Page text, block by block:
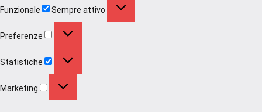
Funzionale Sempre attivo
Preferenze
Statistiche
Marketing